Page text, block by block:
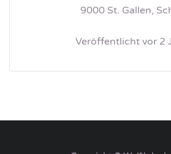
9000 St. Gallen,
Veröffentlicht vor 2